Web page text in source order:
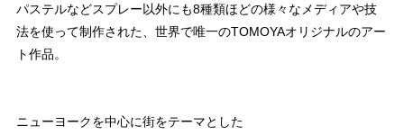
パステルなどスプレー以外にも8種類ほどの様々なメディアや技
法を使って制作された、世界で唯一のTOMOYAオリジナルのアー
ト作品。
ニューヨークを中心に街をテーマとした